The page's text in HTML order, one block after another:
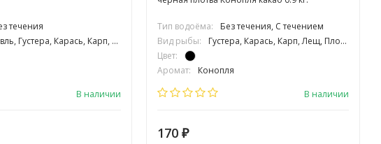
течения
Карась, Карп, Лещ, Подлещик, Подуст, Рыбец, Усач, Язь, Сазан, Толстолоб
В наличии
Тип водоёма:
Без течения, С течением
Вид рыбы:
Густера, Карась, Карп, Лещ, Плотва, Подлещик, Язь
Цвет:
Аромат:
Конопля
Фракция:
Мелкая
В наличии
170 ₽